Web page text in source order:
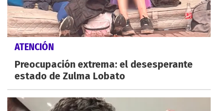
ATENCIÓN
Preocupación extrema: el desesperante
estado de Zulma Lobato